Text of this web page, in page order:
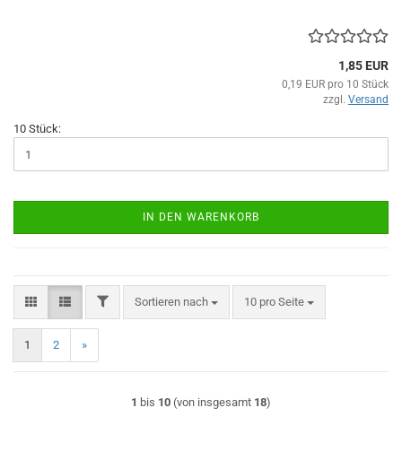
1,85 EUR
0,19 EUR pro 10 Stück
zzgl. Versand
10 Stück:
IN DEN WARENKORB
FILTERSortieren nach
Sortieren nach 10 pro Seite
pro Seite
1 2 »
1 bis 10 (von insgesamt 18)